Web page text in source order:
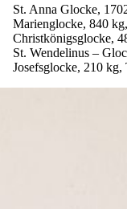
St. Anna Glocke,
Marienglocke, 840
Christkönigsglocke,
St. Wendelinus –
Josefsglocke, 210 kg,